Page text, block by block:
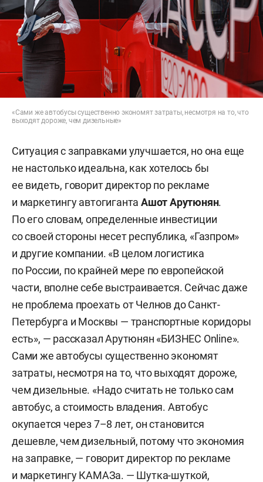
«Сами же автобусы существенно экономят затраты, несмотря на то, что
выходят дороже, чем дизельные»
Ситуация с заправками улучшается, но она еще
не настолько идеальна, как хотелось бы
ее видеть, говорит директор по рекламе
и маркетингу автогигантаАшот Арутюнян.
По его словам, определенные инвестиции
со своей стороны несет республика, «Газпром»
и другие компании. «В целом логистика
по России, по крайней мере по европейской
части, вполне себе выстраивается. Сейчас даже
не проблема проехать от Челнов до Санкт-
Петербурга и Москвы — транспортные коридоры
есть», — рассказал Арутюнян «БИЗНЕС Online».
Сами же автобусы существенно экономят
затраты, несмотря на то, что выходят дороже,
чем дизельные. «Надо считать не только сам
автобус, а стоимость владения. Автобус
окупается через 7–8 лет, он становится
дешевле, чем дизельный, потому что экономия
на заправке, — говорит директор по рекламе
и маркетингу КАМАЗа. — Шутка-шуткой,